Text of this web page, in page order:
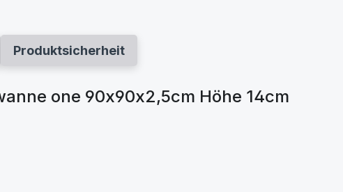
Produktsicherheit
one 90x90x2,5cm Höhe 14cm